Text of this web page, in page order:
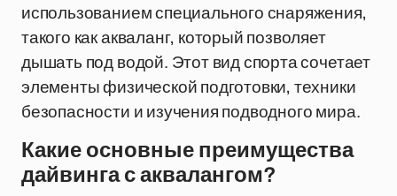
использованием специального снаряжения,
такого как акваланг, который позволяет
дышать под водой. Этот вид спорта сочетает
элементы физической подготовки, техники
безопасности и изучения подводного мира.
Какие основные преимущества
дайвинга с аквалангом?